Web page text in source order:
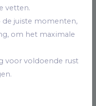
vetten.
juiste momenten,
om het maximale
voor voldoende rust